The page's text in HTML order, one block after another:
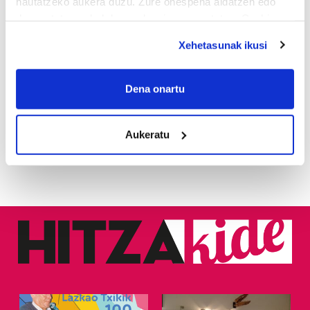
If you allow, we would also like to:
Collect information about your geographical
meters
Identify your device by actively scanning it for
specific characteristics (fingerprinting)
Guk eta gure bazkideek zure datu pertsonalak
prozesatzen ditugu, zure IP zenbakia, besteak beste,
teknologia erabiliz, cookieak adibidez, iragarki eta eduki
produktuak garatzeko. Zure datuak nork eta zertarako
Xehetasunak ikusi
Dena onartu
Aukeratu
Brinkolako jaiak aurten
ospatuko dira